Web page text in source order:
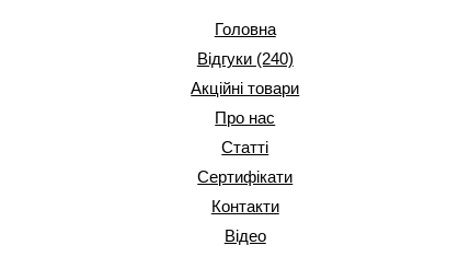
Головна
Відгуки (240)
Акційні товари
Про нас
Статті
Сертифікати
Контакти
Відео